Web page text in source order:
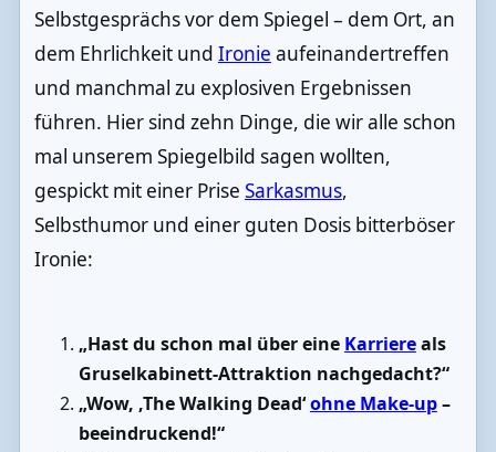
Selbstgesprächs vor dem Spiegel – dem Ort, an
dem Ehrlichkeit und Ironie aufeinandertreffen
und manchmal zu explosiven Ergebnissen
führen. Hier sind zehn Dinge, die wir alle schon
mal unserem Spiegelbild sagen wollten,
gespickt mit einer Prise Sarkasmus,
Selbsthumor und einer guten Dosis bitterböser
Ironie:
„Hast du schon mal über eine Karriereals
Gruselkabinett-Attraktion nachgedacht?“
„Wow, ‚The Walking Dead‘ohne Make-up–
beeindruckend!“